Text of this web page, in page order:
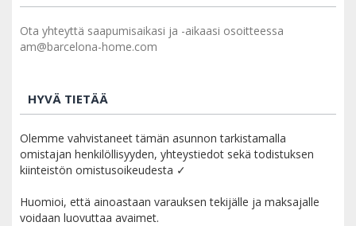
Ota yhteyttä saapumisaikasi ja -aikaasi osoitteessa
am@barcelona-home.com
HYVÄ TIETÄÄ
Olemme vahvistaneet tämän asunnon tarkistamalla
omistajan henkilöllisyyden, yhteystiedot sekä todistuksen
kiinteistön omistusoikeudesta ✓
Huomioi, että ainoastaan varauksen tekijälle ja maksajalle
voidaan luovuttaa avaimet.